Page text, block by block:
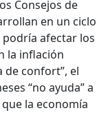
Consejos de
en un ciclo
podría afectar los
la inflación
de confort”, el
“no ayuda” a
la economía